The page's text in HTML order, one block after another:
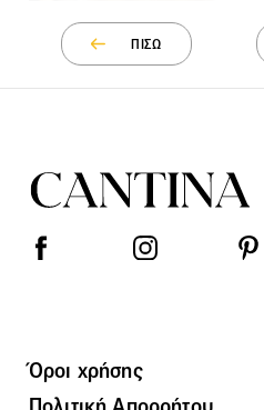
ΠΙΣΩ
Όροι χρήσης